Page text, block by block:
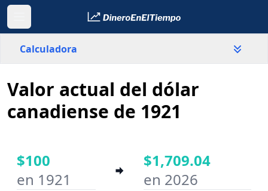
Calculadora
Canadá
País
Año inicial
Valor actual del dólar
canadiense de 1921
$100
en 1921
$1,709.04
en 2026